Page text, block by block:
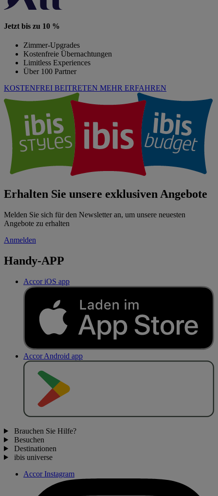
Jetzt bis zu 10 %
Zimmer-Upgrades
Kostenfreie Übernachtungen
Limitless Experiences
Über 100 Partner
KOSTENFREI BEITRETEN MEHR ERFAHREN
Erhalten Sie unsere exklusiven Angebote
Melden Sie sich für den Newsletter an, um unsere neuesten
Angebote zu erhalten
Anmelden
Handy-APP
Accor iOS app
Accor Android app
Brauchen Sie Hilfe?
Besuchen
Destinationen
ibis universe
Accor Instagram